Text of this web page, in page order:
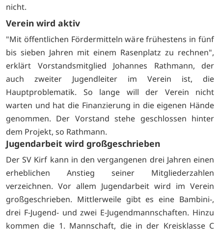
nicht.
Verein wird aktiv
"Mit öffentlichen Fördermitteln wäre frühestens in fünf
bis sieben Jahren mit einem Rasenplatz zu rechnen",
erklärt Vorstandsmitglied Johannes Rathmann, der
auch zweiter Jugendleiter im Verein ist, die
Hauptproblematik. So lange will der Verein nicht
warten und hat die Finanzierung in die eigenen Hände
genommen. Der Vorstand stehe geschlossen hinter
dem Projekt, so Rathmann.
Jugendarbeit wird großgeschrieben
Der SV Kirf kann in den vergangenen drei Jahren einen
erheblichen Anstieg seiner Mitgliederzahlen
verzeichnen. Vor allem Jugendarbeit wird im Verein
großgeschrieben. Mittlerweile gibt es eine Bambini-,
drei F-Jugend- und zwei E-Jugendmannschaften. Hinzu
kommen die 1. Mannschaft, die in der Kreisklasse C